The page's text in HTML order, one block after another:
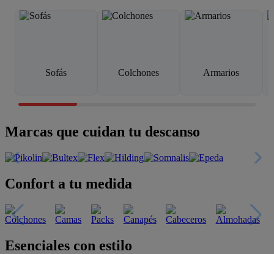
Sofás Colchones Armarios
Marcas que cuidan tu descanso
Confort a tu medida
Esenciales con estilo